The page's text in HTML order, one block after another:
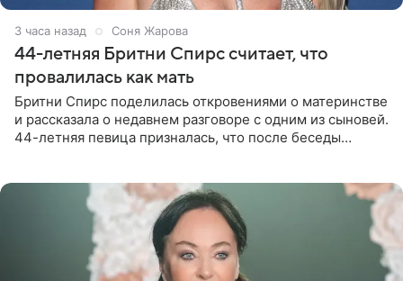
3 часа назад Соня Жарова
44-летняя Бритни Спирс считает, что
провалилась как мать
Бритни Спирс поделилась откровениями о материнстве
и рассказала о недавнем разговоре с одним из сыновей.
44-летняя певица призналась, что после беседы